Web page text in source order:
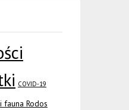
COVID-19
fauna Rodos